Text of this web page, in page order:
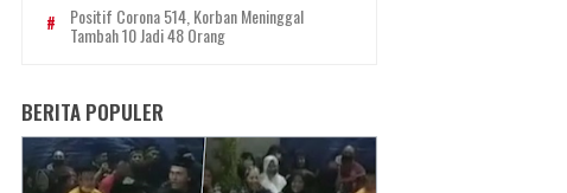
Positif Corona 514, Korban Meninggal
Tambah 10 Jadi 48 Orang
BERITA POPULER